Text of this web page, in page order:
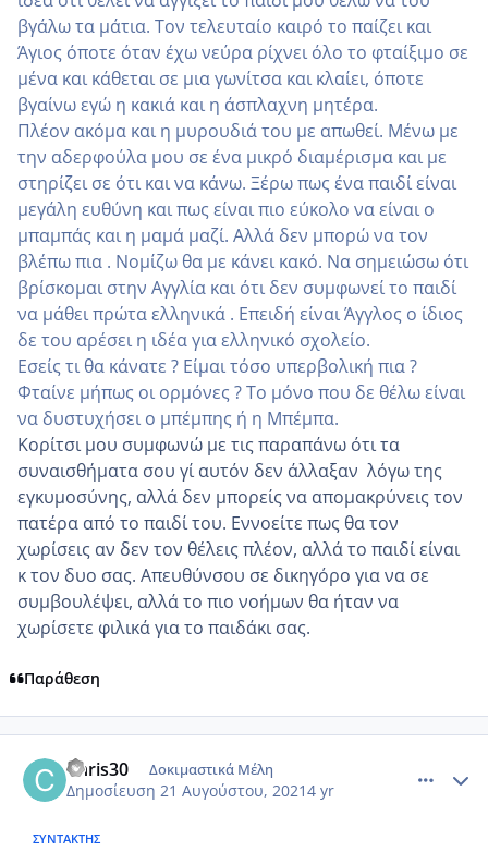
βγάλω τα μάτια. Τον τελευταίο καιρό το παίζει και
Άγιος όποτε όταν έχω νεύρα ρίχνει όλο το φταίξιμο σε
μένα και κάθεται σε μια γωνίτσα και κλαίει, όποτε
βγαίνω εγώ η κακιά και η άσπλαχνη μητέρα.
Πλέον ακόμα και η μυρουδιά του με απωθεί. Μένω με
την αδερφούλα μου σε ένα μικρό διαμέρισμα και με
στηρίζει σε ότι και να κάνω. Ξέρω πως ένα παιδί είναι
μεγάλη ευθύνη και πως είναι πιο εύκολο να είναι ο
μπαμπάς και η μαμά μαζί. Αλλά δεν μπορώ να τον
βλέπω πια . Νομίζω θα με κάνει κακό. Να σημειώσω ότι
βρίσκομαι στην Αγγλία και ότι δεν συμφωνεί το παιδί
να μάθει πρώτα ελληνικά . Επειδή είναι Άγγλος ο ίδιος
δε του αρέσει η ιδέα για ελληνικό σχολείο.
Εσείς τι θα κάνατε ? Είμαι τόσο υπερβολική πια ?
Φταίνε μήπως οι ορμόνες ? Το μόνο που δε θέλω είναι
να δυστυχήσει ο μπέμπης ή η Μπέμπα.
Κορίτσι μου συμφωνώ με τις παραπάνω ότι τα
συναισθήματα σου γί αυτόν δεν άλλαξαν λόγω της
εγκυμοσύνης, αλλά δεν μπορείς να απομακρύνεις τον
πατέρα από το παιδί του. Εννοείτε πως θα τον
χωρίσεις αν δεν τον θέλεις πλέον, αλλά το παιδί είναι
κ τον δυο σας. Απευθύνσου σε δικηγόρο για να σε
συμβουλέψει, αλλά το πιο νοήμων θα ήταν να
χωρίσετε φιλικά για το παιδάκι σας.
Παράθεση
Chris30 Δοκιμαστικά Μέλη
Δημοσίευση 21 Αυγούστου, 20214 yr
ΣΥΝΤΆΚΤΗΣ